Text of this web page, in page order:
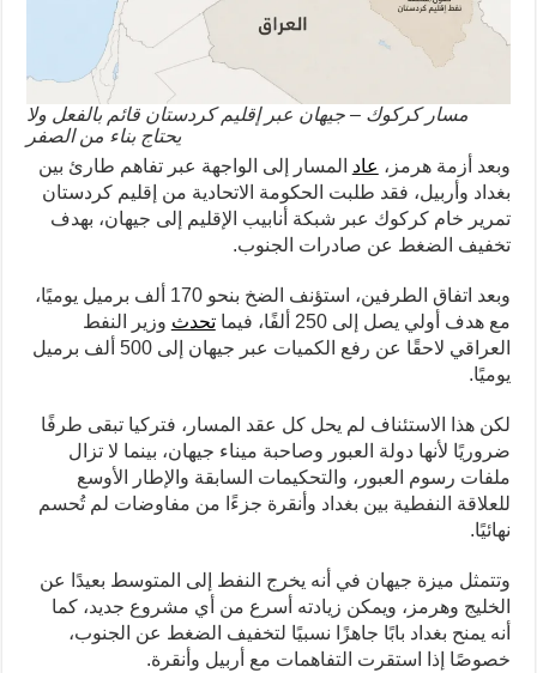
مسار كركوك – جيهان عبر إقليم كردستان قائم بالفعل ولا
يحتاج بناء من الصفر
وبعد أزمة هرمز، عاد المسار إلى الواجهة عبر تفاهم طارئ بين
بغداد وأربيل، فقد طلبت الحكومة الاتحادية من إقليم كردستان
تمرير خام كركوك عبر شبكة أنابيب الإقليم إلى جيهان، بهدف
تخفيف الضغط عن صادرات الجنوب.
وبعد اتفاق الطرفين، استؤنف الضخ بنحو 170 ألف برميل يوميًا،
مع هدف أولي يصل إلى 250 ألفًا، فيما
تحدث وزير النفط
العراقي لاحقًا عن رفع الكميات عبر جيهان إلى 500 ألف برميل
يوميًا.
لكن هذا الاستئناف لم يحل كل عقد المسار، فتركيا تبقى طرفًا
ضروريًا لأنها دولة العبور وصاحبة ميناء جيهان، بينما لا تزال
ملفات رسوم العبور، والتحكيمات السابقة والإطار الأوسع
للعلاقة النفطية بين بغداد وأنقرة جزءًا من مفاوضات لم تُحسم
نهائيًا.
وتتمثل ميزة جيهان في أنه يخرج النفط إلى المتوسط بعيدًا عن
الخليج وهرمز، ويمكن زيادته أسرع من أي مشروع جديد، كما
أنه يمنح بغداد بابًا جاهزًا نسبيًا لتخفيف الضغط عن الجنوب،
خصوصًا إذا استقرت التفاهمات مع أربيل وأنقرة.